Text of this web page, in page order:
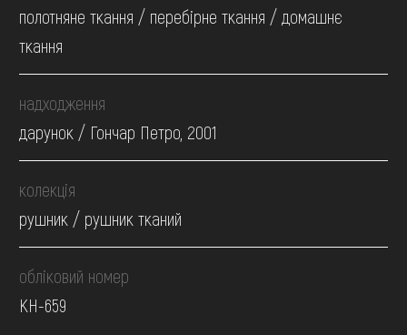
полотняне ткання / перебірне ткання / домашнє
ткання
надходження
дарунок / Гончар Петро, 2001
колекція
рушник / рушник тканий
обліковий номер
КН-659